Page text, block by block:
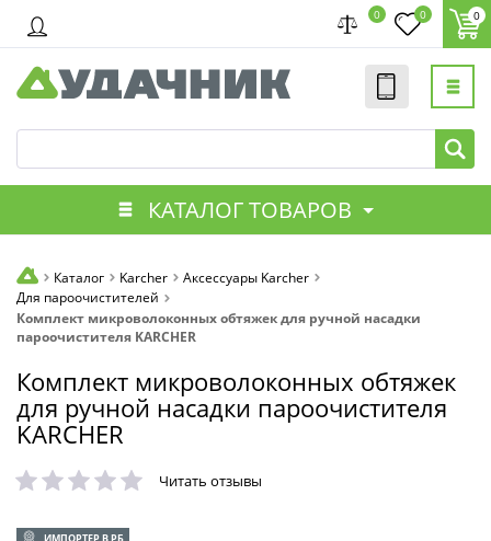
0 0 0
КАТАЛОГ ТОВАРОВ
Каталог Karcher
Аксессуары Karcher
Для пароочистителей
Комплект микроволоконных обтяжек для ручной насадки
пароочистителя KARCHER
Комплект микроволоконных обтяжек
для ручной насадки пароочистителя
KARCHER
Читать отзывы
ИМПОРТЕР В РБ